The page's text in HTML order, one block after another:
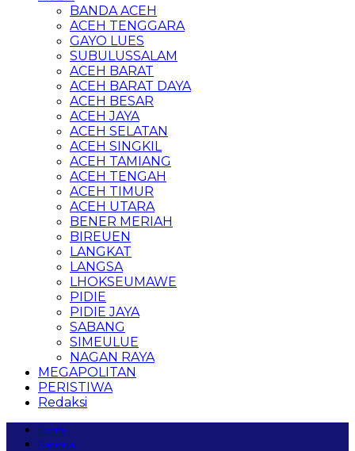
BANDA ACEH
ACEH TENGGARA
GAYO LUES
SUBULUSSALAM
ACEH BARAT
ACEH BARAT DAYA
ACEH BESAR
ACEH JAYA
ACEH SELATAN
ACEH SINGKIL
ACEH TAMIANG
ACEH TENGAH
ACEH TIMUR
ACEH UTARA
BENER MERIAH
BIREUEN
LANGKAT
LANGSA
LHOKSEUMAWE
PIDIE
PIDIE JAYA
SABANG
SIMEULUE
NAGAN RAYA
MEGAPOLITAN
PERISTIWA
Redaksi
Home
Nasional